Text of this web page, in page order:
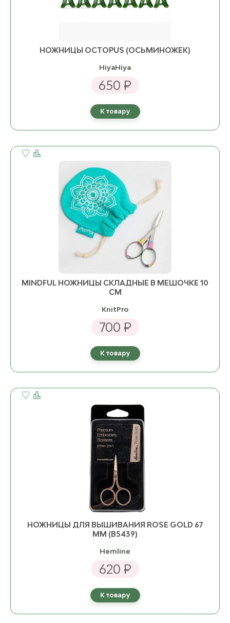
НОЖНИЦЫ OCTOPUS (ОСЬМИНОЖЕК)
HiyaHiya
650 ₽
К товару
MINDFUL НОЖНИЦЫ СКЛАДНЫЕ В МЕШОЧКЕ 10
СМ
KnitPro
700 ₽
К товару
НОЖНИЦЫ ДЛЯ ВЫШИВАНИЯ ROSE GOLD 67
ММ (B5439)
Hemline
620 ₽
К товару